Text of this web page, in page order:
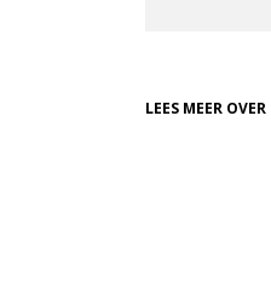
LEES MEER OVER